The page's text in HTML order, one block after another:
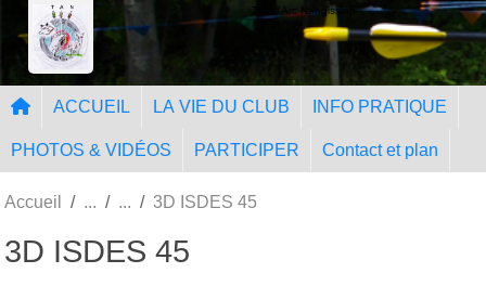
Tir à l'Arc Nangissien
ACCUEIL LA VIE DU CLUB INFO PRATIQUE
PHOTOS & VIDÉOS PARTICIPER Contact et plan
Accueil 3D ISDES 45
3D ISDES 45
Panneau de gestion des cookies